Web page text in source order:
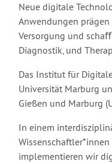
Neue digitale
Anwendungen
Versorgung und
Diagnostik, und
Das Institut für
Universität Marburg
Gießen und Marburg
In einem
implementieren wir